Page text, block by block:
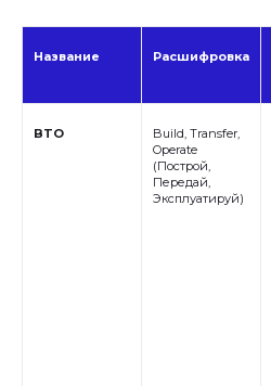
Название Расшифровка
BTO
Build, Transfer,
Operate
(Построй,
Передай,
Эксплуатируй)